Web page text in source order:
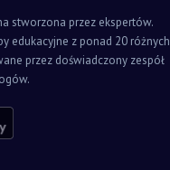
stworzona przez ekspertów.
edukacyjne z ponad 20 różnych
przez doświadczony zespół